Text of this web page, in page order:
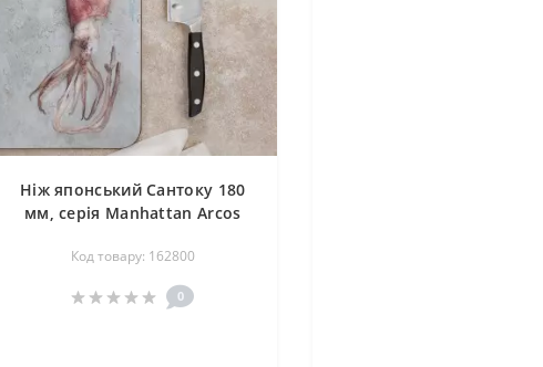
Ніж японський Сантоку 180
мм, серія Manhattan Arcos
Код товару: 162800
0